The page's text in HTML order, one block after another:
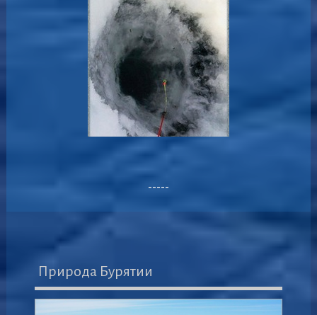
-----
Природа Бурятии